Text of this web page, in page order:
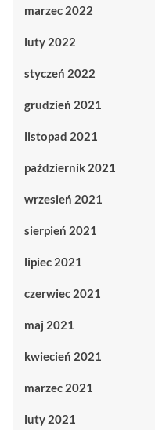
marzec 2022
luty 2022
styczeń 2022
grudzień 2021
listopad 2021
październik 2021
wrzesień 2021
sierpień 2021
lipiec 2021
czerwiec 2021
maj 2021
kwiecień 2021
marzec 2021
luty 2021